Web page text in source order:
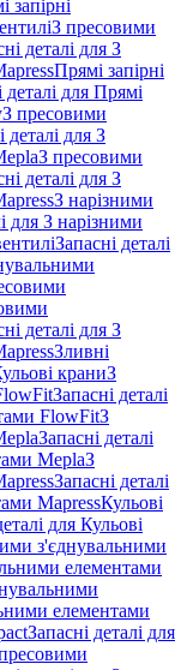
запірні
З пресовими
деталі для З
Прямі запірні
деталі для Прямі
З пресовими
деталі для З
З пресовими
деталі для З
З нарізними
для З нарізними
Запасні деталі
деталі для З
Зливні
краниЗ
Запасні деталі
FlowFitЗ
Запасні деталі
MeplaЗ
Запасні деталі
MapressКульові
для Кульові
з'єднувальними
елементами
елементами
Запасні деталі для